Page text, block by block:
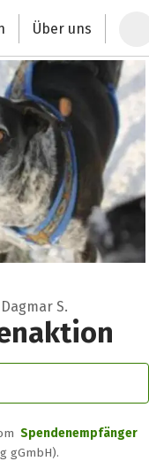
Über uns
S.
Spendenempfänger
gGmbH).